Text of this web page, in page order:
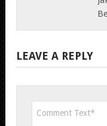
LEAVE A REPLY